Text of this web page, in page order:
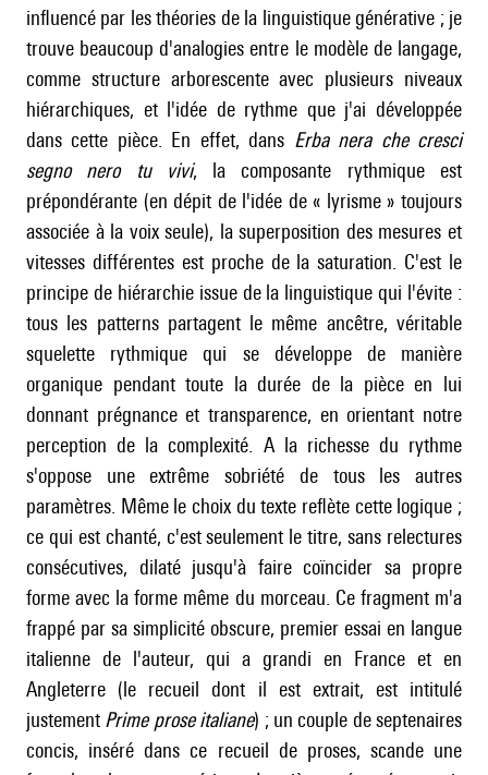
influencé par les théories de la linguistique générative ; je
trouve beaucoup d'analogies entre le modèle de langage,
comme structure arborescente avec plusieurs niveaux
hiérarchiques, et l'idée de rythme que j'ai développée
dans cette pièce. En effet, dans Erba nera che cresci
segno nero tu vivi, la composante rythmique est
prépondérante (en dépit de l'idée de « lyrisme » toujours
associée à la voix seule), la superposition des mesures et
vitesses différentes est proche de la saturation. C'est le
principe de hiérarchie issue de la linguistique qui l'évite :
tous les patterns partagent le même ancêtre, véritable
squelette rythmique qui se développe de manière
organique pendant toute la durée de la pièce en lui
donnant prégnance et transparence, en orientant notre
perception de la complexité. A la richesse du rythme
s'oppose une extrême sobriété de tous les autres
paramètres. Même le choix du texte reflète cette logique ;
ce qui est chanté, c'est seulement le titre, sans relectures
consécutives, dilaté jusqu'à faire coïncider sa propre
forme avec la forme même du morceau. Ce fragment m'a
frappé par sa simplicité obscure, premier essai en langue
italienne de l'auteur, qui a grandi en France et en
Angleterre (le recueil dont il est extrait, est intitulé
justement Prime prose italiane) ; un couple de septenaires
concis, inséré dans ce recueil de proses, scande une